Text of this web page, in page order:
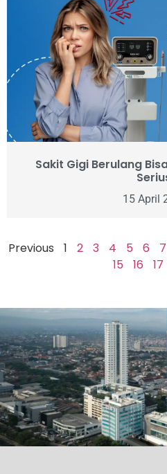
Sakit Gigi Berulang
15 April
Previous 1 2 3 4 5 6 7
15
16 17